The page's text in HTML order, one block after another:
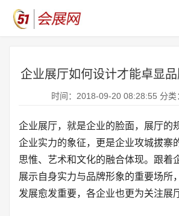
企业展厅如何设计才能卓显
时间：2018-09-20 08:28:55 分类
企业展厅，就是企业的脸面，展厅的
企业实力的象征，更是企业攻城拔寨
思惟、艺术和文化的融合体现。跟着
展示自身实力与品牌形象的重要场所
发展愈发重要，各企业也更为关注展